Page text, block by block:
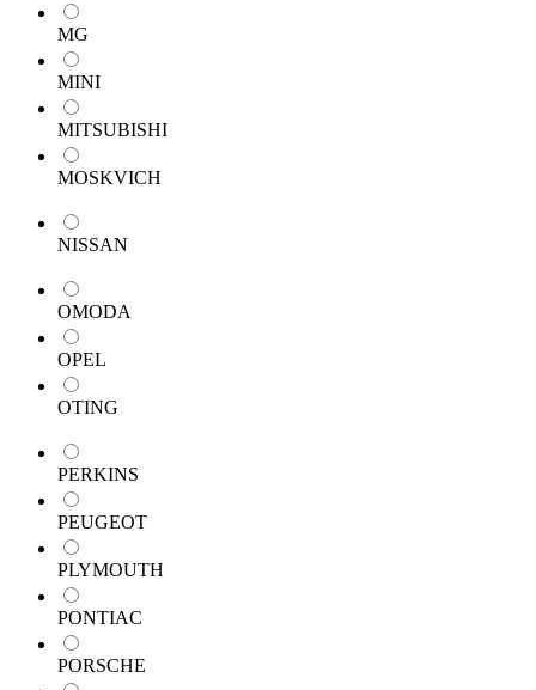
MG
MINI
MITSUBISHI
MOSKVICH
NISSAN
OMODA
OPEL
OTING
PERKINS
PEUGEOT
PLYMOUTH
PONTIAC
PORSCHE